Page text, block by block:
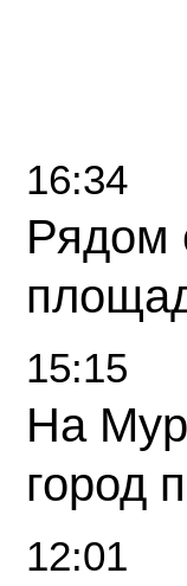
16:34
Рядом
15:15
На
город
12:01